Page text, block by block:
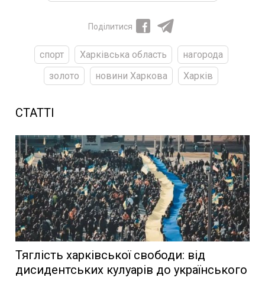
Поділитися
спорт Харківська область
нагорода
золото
новини Харкова Харків
СТАТТІ
Тяглість харківської свободи: від
дисидентських кулуарів до українського